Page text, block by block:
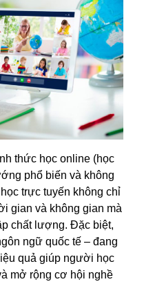
thức học online (học
phổ biến và không
trực tuyến không chỉ
gian và không gian mà
chất lượng. Đặc biệt,
ngữ quốc tế – đang
quả giúp người học
mở rộng cơ hội nghề